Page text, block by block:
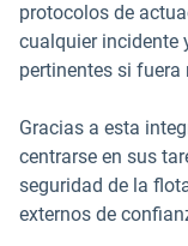
protocolos de
cualquier incidente
pertinentes si fuera
Gracias a esta
centrarse en sus
seguridad de la
externos de